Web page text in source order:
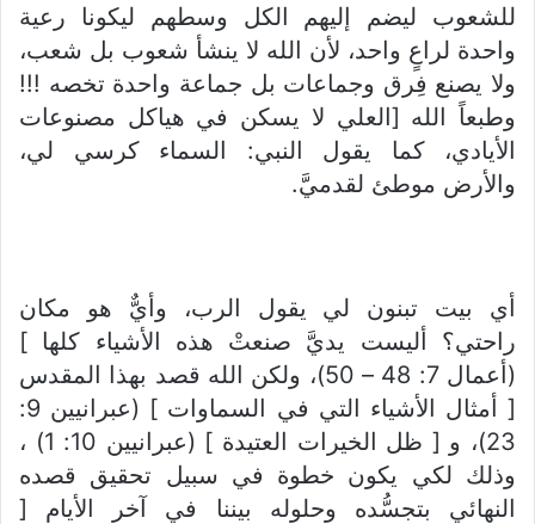
للشعوب ليضم إليهم الكل وسطهم ليكونا رعية
واحدة لراعٍ واحد، لأن الله لا ينشأ شعوب بل شعب،
ولا يصنع فِرق وجماعات بل جماعة واحدة تخصه !!!
وطبعاً الله [العلي لا يسكن في هياكل مصنوعات
الأيادي، كما يقول النبي: السماء كرسي لي،
والأرض موطئ لقدميَّ.
أي بيت تبنون لي يقول الرب، وأيٌّ هو مكان
راحتي؟ أليست يديَّ صنعتْ هذه الأشياء كلها ]
(أعمال 7: 48 – 50)، ولكن الله قصد بهذا المقدس
[ أمثال الأشياء التي في السماوات ] (عبرانيين 9:
23)، و [ ظل الخيرات العتيدة ] (عبرانيين 10: 1) ،
وذلك لكي يكون خطوة في سبيل تحقيق قصده
النهائي بتجسُّده وحلوله بيننا في آخر الأيام [